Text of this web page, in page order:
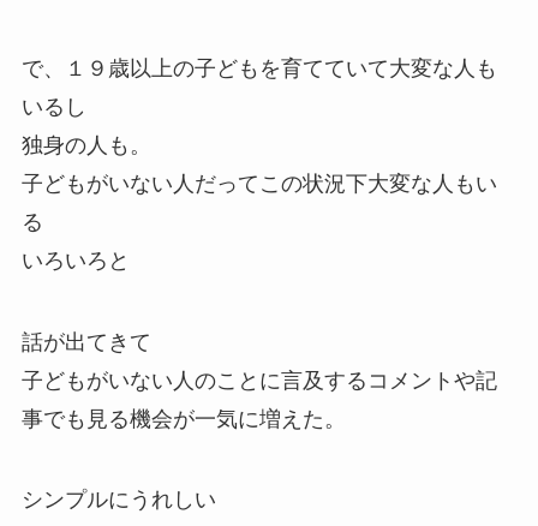
で、１９歳以上の子どもを育てていて大変な人も
いるし
独身の人も。
子どもがいない人だってこの状況下大変な人もい
る
いろいろと
話が出てきて
子どもがいない人のことに言及するコメントや記
事でも見る機会が一気に増えた。
シンプルにうれしい